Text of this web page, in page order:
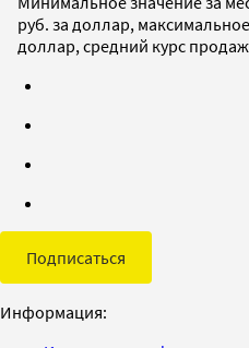
руб. за доллар,
доллар, cредний курс
Подписаться
Информация: